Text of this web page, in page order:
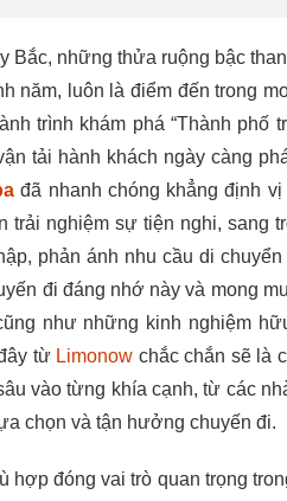
Bắc, những thửa ruộng bậc
năm, luôn là điểm đến trong
trình khám phá “Thành phố
tải hành khách ngày càng
đã nhanh chóng khẳng định
trải nghiệm sự tiện nghi, sang
phản ánh nhu cầu di chuyển
đi đáng nhớ này và mong
như những kinh nghiệm
từ Limonow chắc chắn sẽ là
vào từng khía cạnh, từ các
chọn và tận hưởng chuyến đi.
đóng vai trò quan trọng